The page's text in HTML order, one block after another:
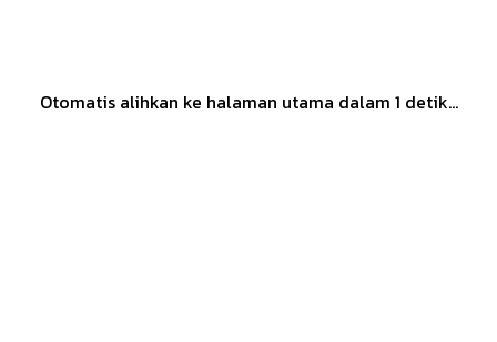
Otomatis alihkan ke halaman utama dalam 1 detik...